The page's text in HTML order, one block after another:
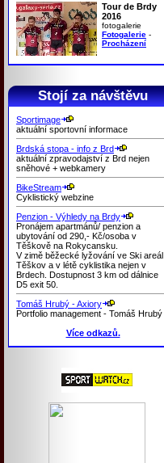
Tour de Brdy
2016
fotogalerie
Fotogalerie -
Procházení
Stojí za návštěvu
Sportimage
aktuální sportovní informace
Brdská stopa - info z Brd
aktuální zpravodajství z Brd nejen
sněhové + webkamery
BikeStream
Cyklistický webzine
Penzion - Výhledy na Brdy
Pronájem apartmánů/ penzion a
ubytování od 290,- Kč/osoba v
Těškově na Rokycansku.
V zimě běžecké lyžování ve Ski areál
Těškov a v létě cyklistika nejen v
Brdech. Dostupnost 3 km od dálnice
D5 exit 50.
Tomáš Hrubý - Axiory
Portfolio management - Tomáš Hrubý
Více odkazů.